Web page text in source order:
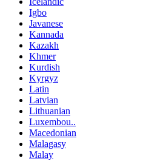
Igbo
Javanese
Kannada
Kazakh
Khmer
Kurdish
Kyrgyz
Latin
Latvian
Lithuanian
Luxembou..
Macedonian
Malagasy
Malay